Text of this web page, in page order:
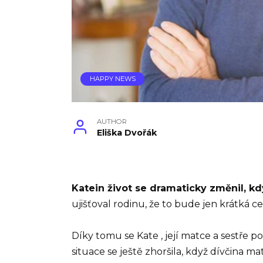
HAPPY NEWS
AUTHOR
Eliška Dvořák
Katein život se dramaticky změnil,
ujišťoval rodinu, že to bude jen krátká
Díky tomu se Kate , její matce a sestře
situace se ještě zhoršila, když dívčina